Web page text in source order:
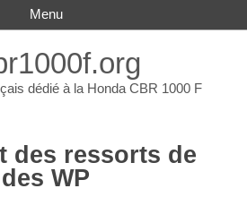
dédié à la Honda CBR 1000 F
Menu
des ressorts de
WP